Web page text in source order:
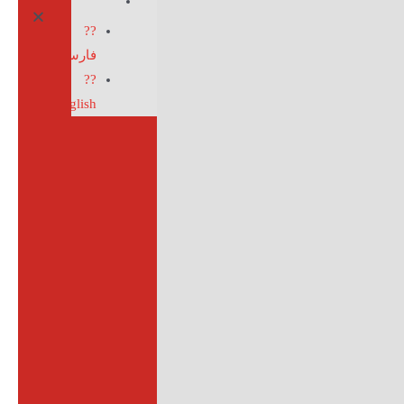
??
فارسی
??
English